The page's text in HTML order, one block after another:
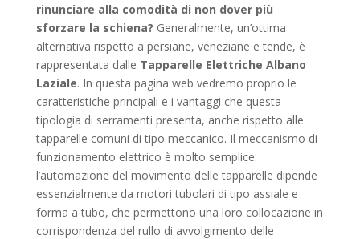
rinunciare alla comodità di non dover più
sforzare la schiena? Generalmente, un’ottima
alternativa rispetto a persiane, veneziane e tende, è
rappresentata dalle Tapparelle Elettriche Albano
Laziale. In questa pagina web vedremo proprio le
caratteristiche principali e i vantaggi che questa
tipologia di serramenti presenta, anche rispetto alle
tapparelle comuni di tipo meccanico. Il meccanismo di
funzionamento elettrico è molto semplice:
l’automazione del movimento delle tapparelle dipende
essenzialmente da motori tubolari di tipo assiale e
forma a tubo, che permettono una loro collocazione in
corrispondenza del rullo di avvolgimento delle